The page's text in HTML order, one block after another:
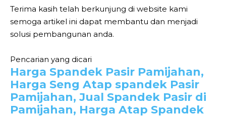
Terima kasih telah berkunjung di website kami
semoga artikel ini dapat membantu dan menjadi
solusi pembangunan anda.
Pencarian yang dicari
Harga Spandek Pasir Pamijahan,
Harga Seng Atap spandek Pasir
Pamijahan, Jual Spandek Pasir di
Pamijahan, Harga Atap Spandek